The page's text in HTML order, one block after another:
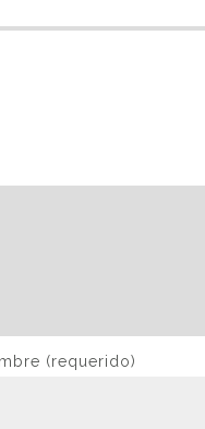
(requerido)